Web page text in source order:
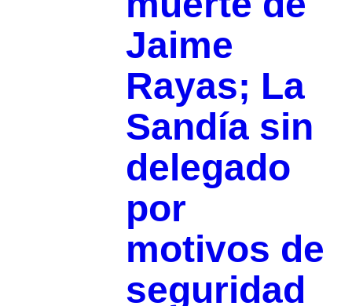
Jaime
Rayas; La
Sandía sin
delegado
por
motivos de
seguridad